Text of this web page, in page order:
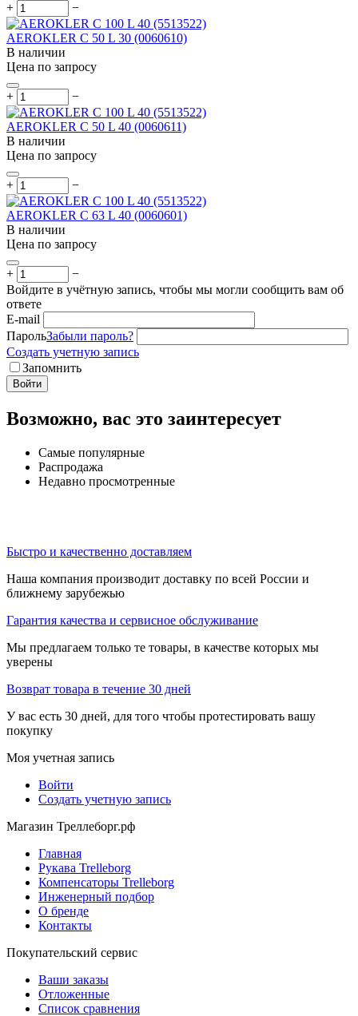
+ −
AEROKLER C 50 L 30 (0060610)
В наличии
Цена по запросу
+ −
AEROKLER C 50 L 40 (0060611)
В наличии
Цена по запросу
+ −
AEROKLER C 63 L 40 (0060601)
В наличии
Цена по запросу
+
−
Войдите в учётную запись, чтобы мы могли сообщить вам об
ответе
E-mail
ПарольЗабыли пароль?
Создать учетную запись
Запомнить
Войти
Возможно, вас это заинтересует
Самые популярные
Распродажа
Недавно просмотренные
Быстро и качественно доставляем
Наша компания производит доставку по всей России и
ближнему зарубежью
Гарантия качества и сервисное обслуживание
Мы предлагаем только те товары, в качестве которых мы
уверены
Возврат товара в течение 30 дней
У вас есть 30 дней, для того чтобы протестировать вашу
покупку
Моя учетная запись
Войти
Создать учетную запись
Магазин Треллеборг.рф
Главная
Рукава Trelleborg
Компенсаторы Trelleborg
Инженерный подбор
О бренде
Контакты
Покупательский сервис
Ваши заказы
Отложенные
Список сравнения